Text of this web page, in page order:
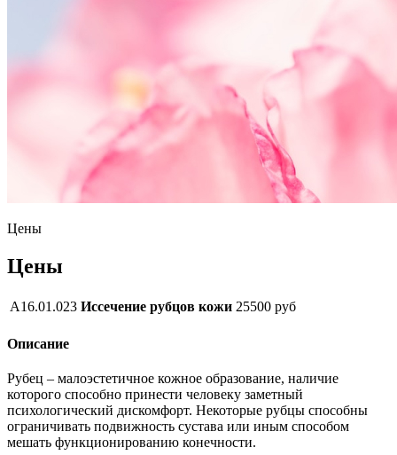
Цены
Цены
А16.01.023 Иссечение рубцов кожи 25500 руб
Описание
Рубец – малоэстетичное кожное образование, наличие
которого способно принести человеку заметный
психологический дискомфорт. Некоторые рубцы способны
ограничивать подвижность сустава или иным способом
мешать функционированию конечности.